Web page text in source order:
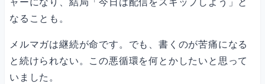
なることも。
メルマガは継続が命です。でも、書くのが苦痛になる
と続けられない。この悪循環を何とかしたいと思って
いました。